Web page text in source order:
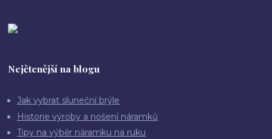
Nejčtenější na blogu
Jak vybrat sluneční brýle
Historie výroby a nošení náramků
Tipy na výběr náramku na ruku